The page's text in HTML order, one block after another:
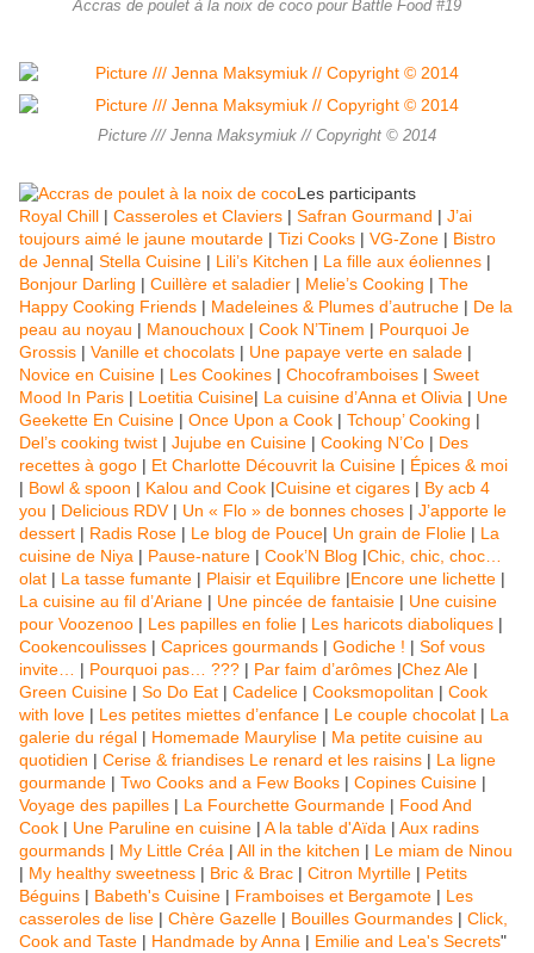
Accras de poulet à la noix de coco pour Battle Food #19
Picture /// Jenna Maksymiuk // Copyright © 2014
Les participants
Royal Chill | Casseroles et Claviers | Safran Gourmand | J’ai
toujours aimé le jaune moutarde | Tizi Cooks | VG-Zone | Bistro
de Jenna| Stella Cuisine | Lili’s Kitchen | La fille aux éoliennes |
Bonjour Darling | Cuillère et saladier | Melie’s Cooking | The
Happy Cooking Friends | Madeleines & Plumes d’autruche | De la
peau au noyau | Manouchoux | Cook N’Tinem | Pourquoi Je
Grossis | Vanille et chocolats | Une papaye verte en salade |
Novice en Cuisine | Les Cookines | Chocoframboises | Sweet
Mood In Paris | Loetitia Cuisine| La cuisine d’Anna et Olivia | Une
Geekette En Cuisine | Once Upon a Cook | Tchoup’ Cooking |
Del’s cooking twist | Jujube en Cuisine | Cooking N’Co | Des
recettes à gogo | Et Charlotte Découvrit la Cuisine | Épices & moi
| Bowl & spoon | Kalou and Cook |Cuisine et cigares | By acb 4
you | Delicious RDV| Un « Flo » de bonnes choses | J’apporte le
dessert | Radis Rose | Le blog de Pouce| Un grain de Flolie | La
cuisine de Niya | Pause-nature | Cook’N Blog |Chic, chic, choc…
olat | La tasse fumante | Plaisir et Equilibre |Encore une lichette |
La cuisine au fil d’Ariane | Une pincée de fantaisie | Une cuisine
pour Voozenoo | Les papilles en folie | Les haricots diaboliques |
Cookencoulisses | Caprices gourmands | Godiche ! | Sof vous
invite…
| Pourquoi pas… ??? | Par faim d’arômes |Chez Ale |
Green Cuisine | So Do Eat | Cadelice | Cooksmopolitan | Cook
with love | Les petites miettes d’enfance | Le couple chocolat | La
galerie du régal | Homemade Maurylise | Ma petite cuisine au
quotidien | Cerise & friandises Le renard et les raisins | La ligne
gourmande | Two Cooks and a Few Books | Copines Cuisine |
Voyage des papilles | La Fourchette Gourmande | Food And
Cook | Une Paruline en cuisine | A la table d'Aïda | Aux radins
gourmands | My Little Créa | All in the kitchen | Le miam de Ninou
| My healthy sweetness | Bric & Brac | Citron Myrtille | Petits
Béguins | Babeth's Cuisine | Framboises et Bergamote | Les
casseroles de lise | Chère Gazelle | Bouilles Gourmandes | Click,
Cook and Taste | Handmade by Anna | Emilie and Lea's Secrets"